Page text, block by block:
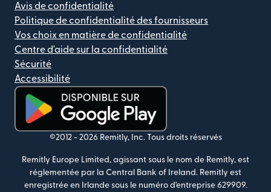
Avis de confidentialité
Politique de confidentialité des fournisseurs
Vos choix en matière de confidentialité
Centre d'aide sur la confidentialité
Sécurité
Accessibilité
(s'ouvre dans une nouvelle fenêtre)
©2012 - 2026 Remitly, Inc. Tous droits réservés
Remitly Europe Limited, agissant sous le nom de Remitly, est
réglementée par la Central Bank of Ireland. Remitly est
enregistrée en Irlande sous le numéro d'entreprise 629909.